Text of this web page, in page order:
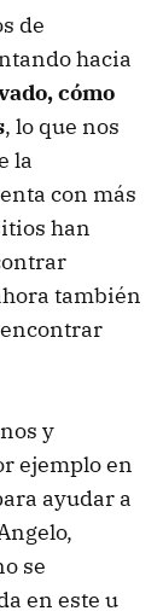
de
hacia
cómo
, lo que nos
la
con más
han
también
y
ejemplo en
ayudar a
se
en este u